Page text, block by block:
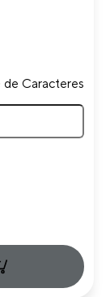
Caracteres